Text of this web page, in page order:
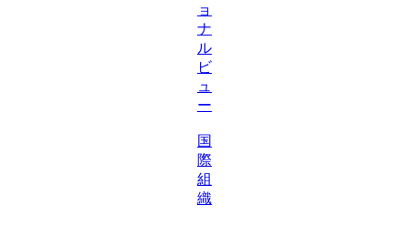
ョ
ナ
ル
ビ
ュ
ー
国
際
組
織